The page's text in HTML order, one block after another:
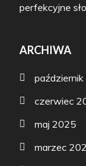
perfekcyjne
ARCHIWA
czerwiec
maj 2025
marzec